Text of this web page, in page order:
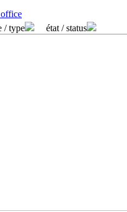
/ type état / status